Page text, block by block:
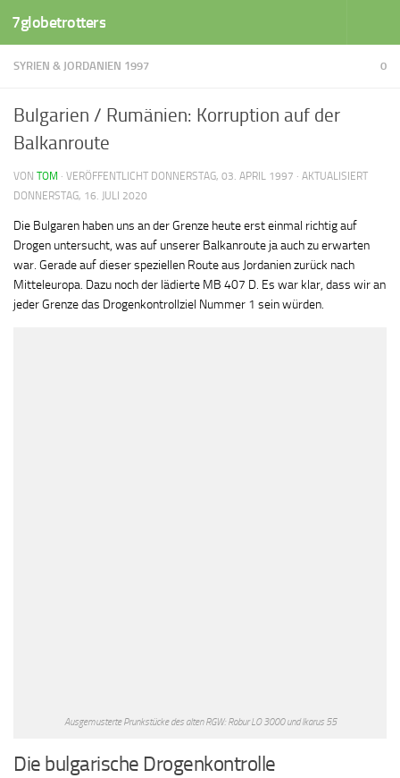
Zum Inhalt springen
7globetrotters
SYRIEN & JORDANIEN 1997 0
Bulgarien / Rumänien: Korruption auf der
Balkanroute
VON TOM · VERÖFFENTLICHT DONNERSTAG, 03. APRIL 1997 · AKTUALISIERT
DONNERSTAG, 16. JULI 2020
Die Bulgaren haben uns an der Grenze heute erst einmal richtig auf
Drogen untersucht, was auf unserer Balkanroute ja auch zu erwarten
war. Gerade auf dieser speziellen Route aus Jordanien zurück nach
Mitteleuropa. Dazu noch der lädierte MB 407 D. Es war klar, dass wir an
jeder Grenze das Drogenkontrollziel Nummer 1 sein würden.
Ausgemusterte Prunkstücke des alten RGW: Robur LO 3000 und Ikarus 55
Die bulgarische Drogenkontrolle